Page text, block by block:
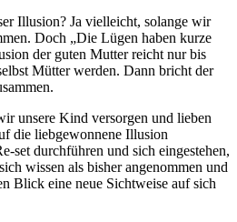
Illusion? Ja vielleicht, solange wir
Doch „Die Lügen haben kurze
der guten Mutter reicht nur bis
Mütter werden. Dann bricht der
unsere Kind versorgen und lieben
die liebgewonnene Illusion
set durchführen und sich eingestehen,
wissen als bisher angenommen und
Blick eine neue Sichtweise auf sich